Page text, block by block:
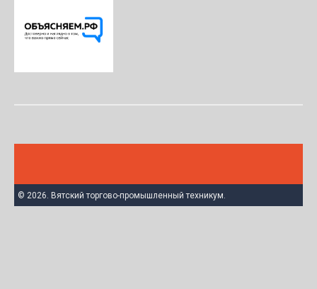
© 2026. Вятский торгово-промышленный техникум.